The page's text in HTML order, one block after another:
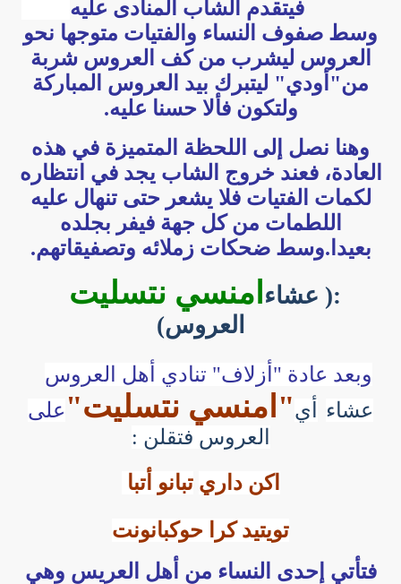
فيتقدم الشاب المنادى عليه
وسط صفوف النساء والفتيات متوجها نحو
العروس ليشرب من كف العروس شربة
من"أودي" ليتبرك بيد العروس المباركة
ولتكون فألا حسنا عليه.
وهنا نصل إلى اللحظة المتميزة في هذه
العادة، فعند خروج الشاب يجد في انتظاره
لكمات الفتيات فلا يشعر حتى تنهال عليه
اللطمات من كل جهة فيفر بجلده
بعيدا.وسط ضحكات زملائه وتصفيقاتهم.
امنسي نتسليت :( عشاء
العروس)
وبعد عادة "أزلاف" تنادي أهل العروس
على "امنسي نتسليت"أي
عشاء
العروس فتقلن :
تبانو أتبا اكن داري
تويتيد كرا حوكبانونت
فتأتي إحدى النساء من أهل العريس وهي